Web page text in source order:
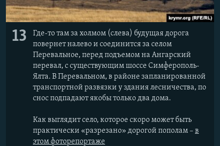
13
Где-то там за холмом (слева) будущая дорога
повернет налево и соединится за селом
Перевальное, перед подъемом на Ангарский
перевал, с существующим шоссе Симферополь-
Ялта. В Перевальном, в районе запланированной
транспортной развязки у здания лесничества, по
снос подпадают якобы только два дома.
Как выглядит село, которое скоро может быть
практически «разрезано» дорогой пополам – в
этом фоторепортаже